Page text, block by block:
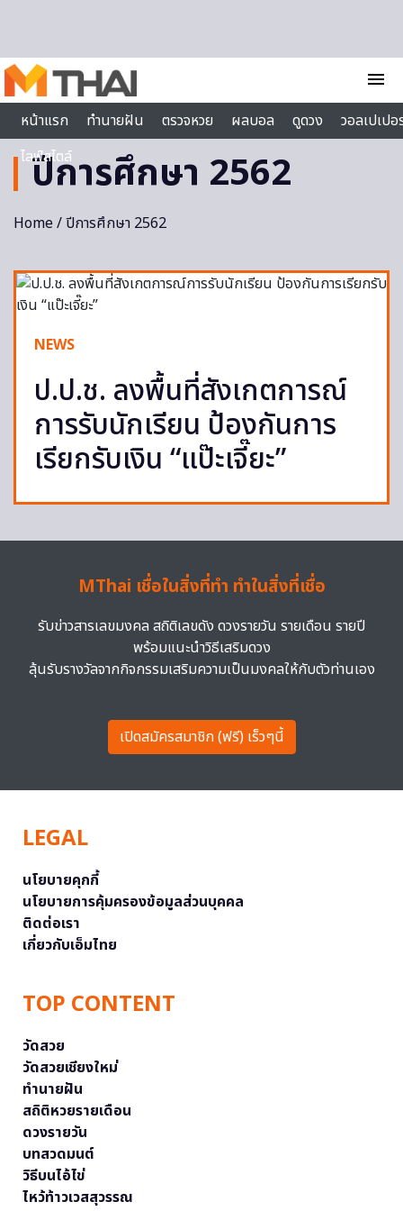
menu
หน้าแรก
ทำนายฝัน ตรวจหวย ผลบอล ดูดวง
วอลเปเป
ไลฟ์สไตล์
ปีการศึกษา 2562
Home/ ปีการศึกษา 2562
NEWS
ป.ป.ช. ลงพื้นที่สังเกตการณ์
การรับนักเรียน ป้องกันการ
เรียกรับเงิน “แป๊ะเจี๊ยะ”
MThai เชื่อในสิ่งที่ทำ ทำในสิ่งที่เชื่อ
รับข่าวสารเลขมงคล สถิติเลขดัง ดวงรายวัน รายเดือน รายปี
พร้อมแนะนำวิธีเสริมดวง
ลุ้นรับรางวัลจากกิจกรรมเสริมความเป็นมงคลให้กับตัวท่านเอง
เปิดสมัครสมาชิก (ฟรี) เร็วๆนี้
LEGAL
นโยบายคุกกี้
นโยบายการคุ้มครองข้อมูลส่วนบุคคล
ติดต่อเรา
เกี่ยวกับเอ็มไทย
TOP CONTENT
วัดสวย
วัดสวยเชียงใหม่
ทำนายฝัน
สถิติหวยรายเดือน
ดวงรายวัน
บทสวดมนต์
วิธีบนไอ้ไข่
ไหว้ท้าวเวสสุวรรณ